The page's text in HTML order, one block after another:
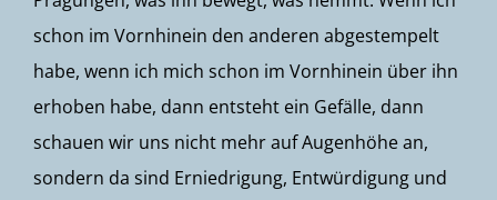
schon im Vornhinein den anderen abgestempelt
habe, wenn ich mich schon im Vornhinein über ihn
erhoben habe, dann entsteht ein Gefälle, dann
schauen wir uns nicht mehr auf Augenhöhe an,
sondern da sind Erniedrigung, Entwürdigung und